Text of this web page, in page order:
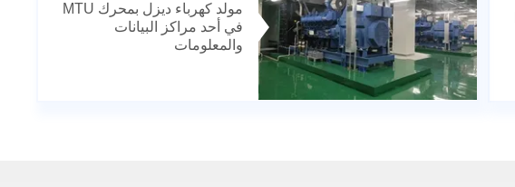
مولد كهرباء ديزل بمحرك MTU
في أحد مراكز البيانات
والمعلومات